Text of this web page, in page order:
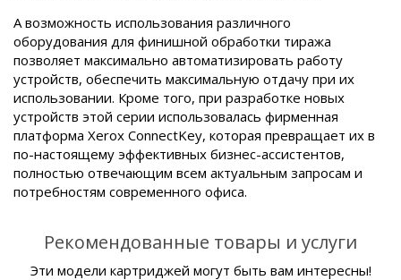
А возможность использования различного
оборудования для финишной обработки тиража
позволяет максимально автоматизировать работу
устройств, обеспечить максимальную отдачу при их
использовании. Кроме того, при разработке новых
устройств этой серии использовалась фирменная
платформа Xerox ConnectKey, которая превращает их в
по-настоящему эффективных бизнес-ассистентов,
полностью отвечающим всем актуальным запросам и
потребностям современного офиса.
Рекомендованные товары и услуги
Эти модели картриджей могут быть вам интересны!